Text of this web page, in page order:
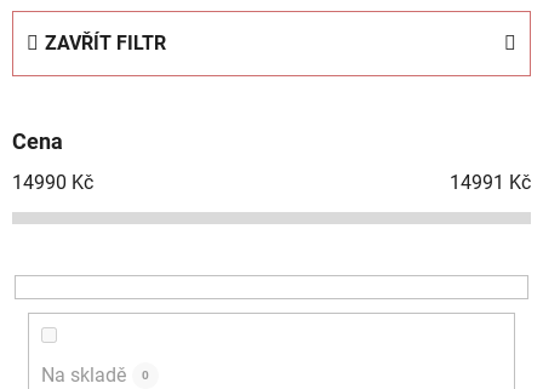
r
o
d
k
ZAVŘÍT FILTR
Cena
14990 Kč 14991 Kč
Na skladě 0